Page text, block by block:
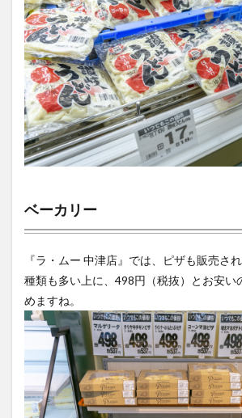
ベーカリー
『ラ・ムー 中津店』では、ピザも販売され
種類も多い上に、498円（税抜）とお安い
めますね。